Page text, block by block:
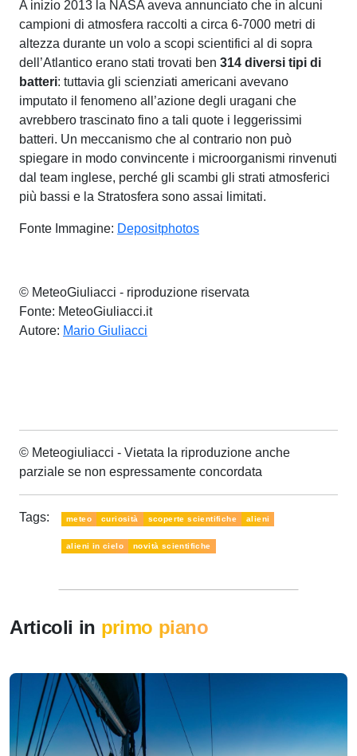
A inizio 2013 la NASA aveva annunciato che in alcuni
campioni di atmosfera raccolti a circa 6-7000 metri di
altezza durante un volo a scopi scientifici al di sopra
dell’Atlantico erano stati trovati ben 314 diversi tipi di
batteri: tuttavia gli scienziati americani avevano
imputato il fenomeno all’azione degli uragani che
avrebbero trascinato fino a tali quote i leggerissimi
batteri. Un meccanismo che al contrario non può
spiegare in modo convincente i microorganismi rinvenuti
dal team inglese, perché gli scambi gli strati atmosferici
più bassi e la Stratosfera sono assai limitati.
Fonte Immagine: Depositphotos
© MeteoGiuliacci - riproduzione riservata
Fonte: MeteoGiuliacci.it
Autore: Mario Giuliacci
© Meteogiuliacci - Vietata la riproduzione anche
parziale se non espressamente concordata
Tags: meteo curiosità scoperte scientifiche alieni
alieni in cielo novità scientifiche
Articoli in primo piano